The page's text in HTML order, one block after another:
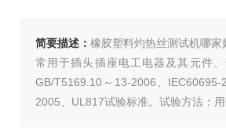
简要描述： 橡胶塑料灼热丝测试机哪家
常用于插头插座电工电器及其元件
GB/T5169.10～13-2006、
2005、UL817试验标准。试验方法：